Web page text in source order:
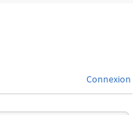
Connexion